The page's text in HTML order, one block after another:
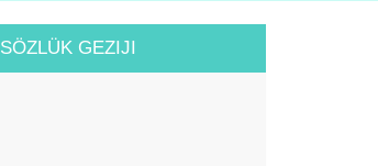
SÖZLÜK GEZIJI